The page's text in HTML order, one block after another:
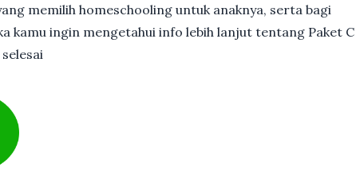
memilih homeschooling untuk anaknya, serta bagi
kamu ingin mengetahui info lebih lanjut tentang Paket C